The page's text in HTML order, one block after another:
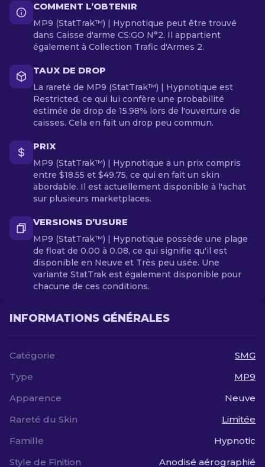
COMMENT L’OBTENIR
MP9 (StatTrak™) | Hypnotique peut être trouvé
dans Caisse d'arme CS:GO N°2. Il appartient
également à Collection Trafic d'Armes 2.
TAUX DE DROP
La rareté de MP9 (StatTrak™) | Hypnotique est
Restricted, ce qui lui confère une probabilité
estimée de drop de 15.98% lors de l'ouverture de
caisses. Cela en fait un drop peu commun.
PRIX
MP9 (StatTrak™) | Hypnotique a un prix compris
entre $18.55 et $49.75, ce qui en fait un skin
abordable. Il est actuellement disponible à l'achat
sur plusieurs marketplaces.
VERSIONS D’USURE
MP9 (StatTrak™) | Hypnotique possède une plage
de float de 0.00 à 0.08, ce qui signifie qu'il est
disponible en Neuve et Très peu usée. Une
variante StatTrak est également disponible pour
chacune de ces conditions.
INFORMATIONS GÉNÉRALES
Catégorie
SMG
Type
MP9
Apparence
Neuve
Rareté du Skin
Limitée
Famille
Hypnotic
Style de Finition
Anodisé aérographié